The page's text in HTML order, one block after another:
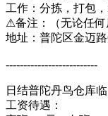
工作：分拣，打包
⚠备注：（无论任何
地址：普陀区金迈
​​​​​​​​​​​​​​​​--------------------------
日结普陀丹鸟仓库
工资待遇：